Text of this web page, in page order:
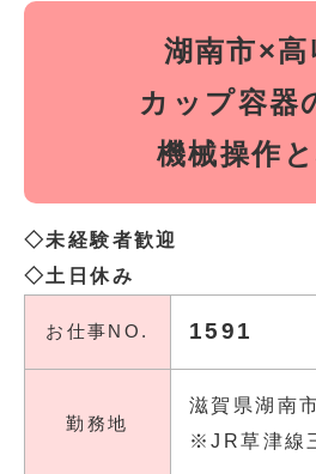
湖南市×高
カップ容器
機械操作
◇未経験者歓迎
◇土日休み
お仕事NO. 1591
勤務地
滋賀県湖南
※JR草津線